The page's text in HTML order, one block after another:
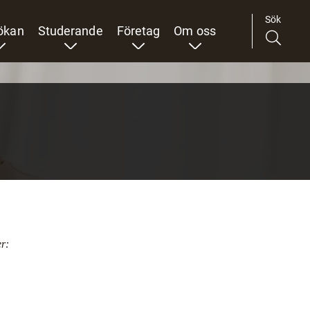
Sök
Studerande Företag Om oss